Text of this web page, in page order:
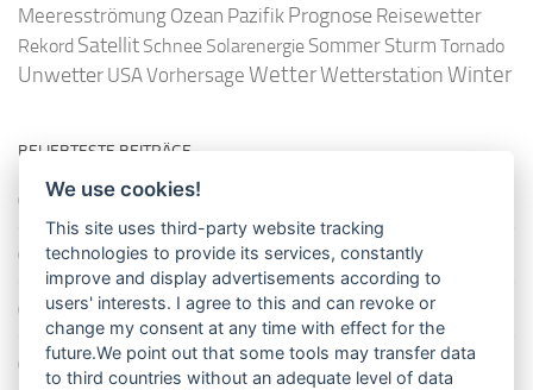
Meeresströmung Ozean Pazifik Prognose Reisewetter
Rekord Satellit Schnee Solarenergie Sommer Sturm Tornado
Unwetter USAVorhersage WetterWetterstationWinter
BELIEBTESTE BEITRÄGE
So misst man die Lufttemperatur richtig
Die richtige Wasserpumpe für den Garten
Das Wetter-Netzwerk WeatherCloud
So stellt man einen Regenmesser korrekt auf
We use cookies!
This site uses third-party website tracking
technologies to provide its services, constantly
improve and display advertisements according to
users' interests. I agree to this and can revoke or
change my consent at any time with effect for the
future.We point out that some tools may transfer data
to third countries without an adequate level of data